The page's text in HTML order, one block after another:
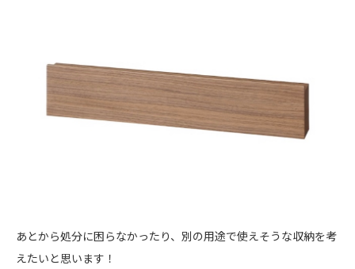
あとから処分に困らなかったり、別の用途で使えそうな収納を考
えたいと思います！